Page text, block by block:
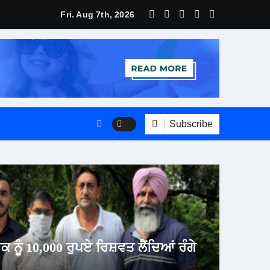
Fri. Aug 7th, 2026
Subscribe
ਨੂੰ 10,000 ਰੁਪਏ ਰਿਸ਼ਵਤ ਲੈਂਦਿਆਂ ਰੰਗੇ